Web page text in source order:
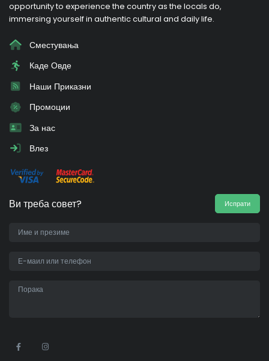
opportunity to experience the country as the locals do,
immersing yourself in authentic cultural and daily life.
Сместувања
Каде Овде
Наши Приказни
Промоции
За нас
Влез
Ви треба совет? Испрати